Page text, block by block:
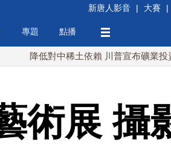
新唐人影音 | 大賽 |
專題 點播
低對中稀土依賴 川普宣布礦業投資20億美
術展 攝